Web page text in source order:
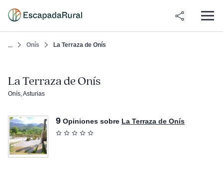
... Onís La Terraza de Onís
La Terraza de Onís
Onís, Asturias
9 Opiniones sobre La Terraza de Onís